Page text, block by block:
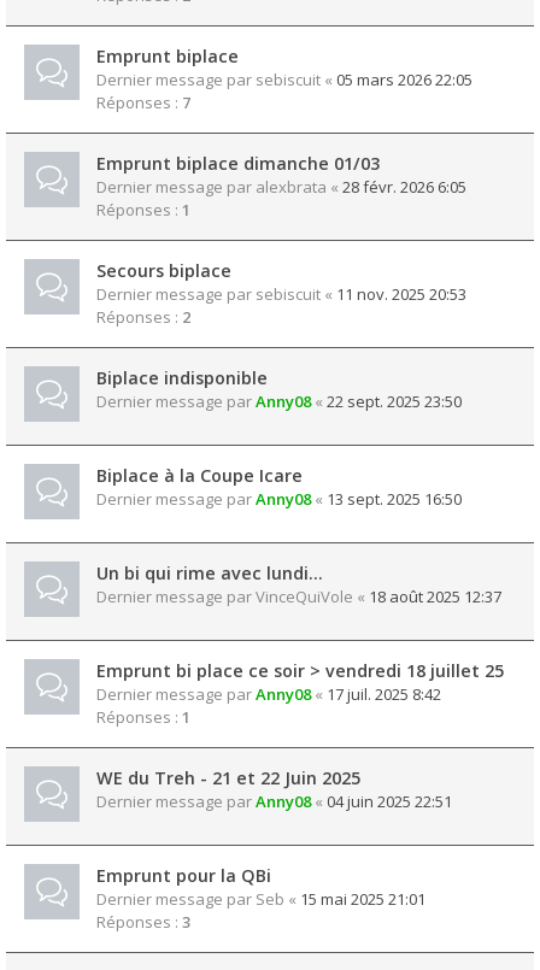
Emprunt biplace
Dernier message par sebiscuit « 05 mars 2026 22:05
Réponses : 7
Emprunt biplace dimanche 01/03
Dernier message par alexbrata « 28 févr. 2026 6:05
Réponses : 1
Secours biplace
Dernier message par sebiscuit « 11 nov. 2025 20:53
Réponses : 2
Biplace indisponible
Dernier message parAnny08« 22 sept. 2025 23:50
Biplace à la Coupe Icare
Dernier message parAnny08« 13 sept. 2025 16:50
Un bi qui rime avec lundi...
Dernier message parVinceQuiVole « 18 août 2025 12:37
Emprunt bi place ce soir > vendredi 18 juillet 25
Dernier message parAnny08« 17 juil. 2025 8:42
Réponses : 1
WE du Treh - 21 et 22 Juin 2025
Dernier message parAnny08« 04 juin 2025 22:51
Emprunt pour la QBi
Dernier message par Seb « 15 mai 2025 21:01
Réponses : 3